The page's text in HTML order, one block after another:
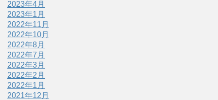
2023年4月
2023年1月
2022年11月
2022年10月
2022年8月
2022年7月
2022年3月
2022年2月
2022年1月
2021年12月